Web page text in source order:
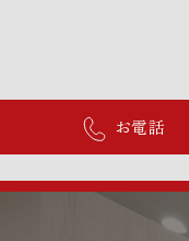
お電話